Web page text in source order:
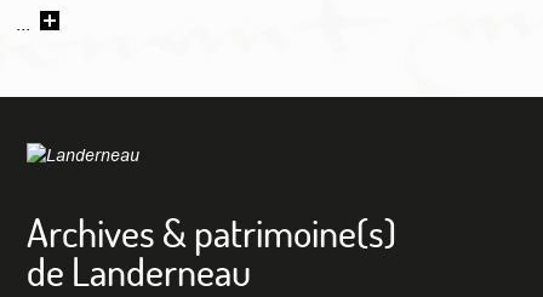
...
Archives & patrimoine(s)
de Landerneau